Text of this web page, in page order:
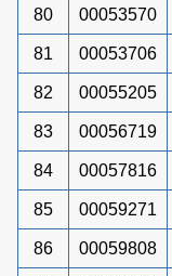
80 00053570
81 00053706
82 00055205
83 00056719
84 00057816
85 00059271
86 00059808